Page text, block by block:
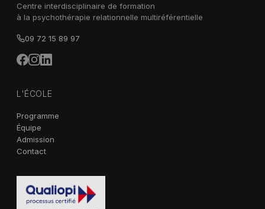
Centre interdisciplinaire de formation
à la psychothérapie relationnelle multiréférentielle
09 72 15 89 97
L'ÉCOLE
Programme
Équipe
Admission
Contact